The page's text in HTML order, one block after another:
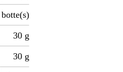
botte(s)
30 g
30 g